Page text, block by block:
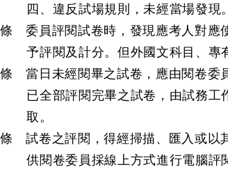
四、違反試場規則，未經當場發現。
委員評閱試卷時，發現應考人對應
予評閱及計分。但外國文科目、專
當日未經閱畢之試卷，應由閱卷委
已全部評閱完畢之試卷，由試務工
取。
試卷之評閱，得經掃描、匯入或以
供閱卷委員採線上方式進行電腦評